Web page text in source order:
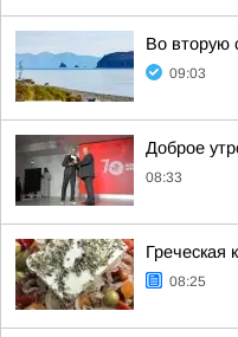
Во вторую
09:03
Доброе
08:33
Греческая
08:25